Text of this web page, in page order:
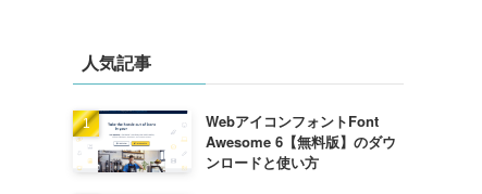
人気記事
WebアイコンフォントFont
Awesome 6【無料版】のダウ
ンロードと使い方